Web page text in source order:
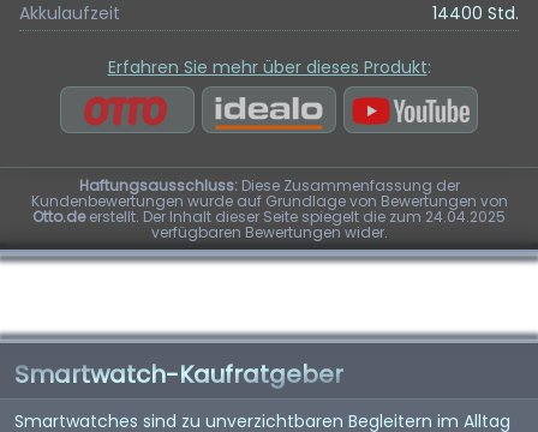
Akkulaufzeit
14400 Std.
Erfahren Sie mehr über dieses Produkt:
Haftungsausschluss:Diese Zusammenfassung der
Kundenbewertungen wurde auf Grundlage von Bewertungen von
Otto.deerstellt. Der Inhalt dieser Seite spiegelt die zum 24.04.2025
verfügbaren Bewertungen wider.
Smartwatch-Kaufratgeber
Smartwatches sind zu unverzichtbaren Begleitern im Alltag